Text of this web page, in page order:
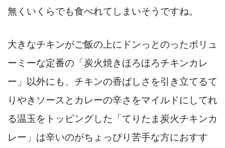
無くいくらでも食べれてしまいそうですね。
大きなチキンがご飯の上にドンっとのったボリュ
ーミーな定番の「炭火焼きほろほろチキンカレ
ー」以外にも、チキンの香ばしさを引き立てるて
りやきソースとカレーの辛さをマイルドにしてれ
る温玉をトッピングした「てりたま炭火チキンカ
レー」は辛いのがちょっぴり苦手な方におすす